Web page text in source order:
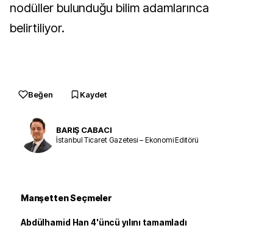
nodüller bulunduğu bilim adamlarınca
belirtiliyor.
Beğen Kaydet
BARIŞ CABACI
İstanbul Ticaret Gazetesi – Ekonomi Editörü
Manşetten Seçmeler
Abdülhamid Han 4'üncü yılını tamamladı